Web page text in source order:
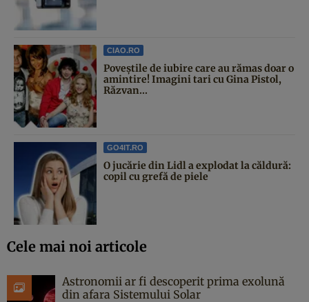
CIAO.RO
Poveştile de iubire care au rămas doar o
amintire! Imagini tari cu Gina Pistol,
Răzvan...
GO4IT.RO
O jucărie din Lidl a explodat la căldură:
copil cu grefă de piele
Cele mai noi articole
Astronomii ar fi descoperit prima exolună
din afara Sistemului Solar